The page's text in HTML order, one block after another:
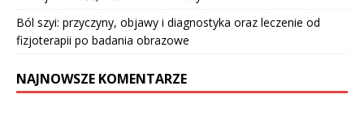
Ból szyi: przyczyny, objawy i diagnostyka oraz leczenie od
fizjoterapii po badania obrazowe
NAJNOWSZE KOMENTARZE